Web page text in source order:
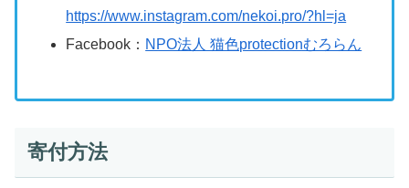
https://www.instagram.com/nekoi.pro/?hl=ja
Facebook： NPO法人 猫色protectionむろらん
寄付方法